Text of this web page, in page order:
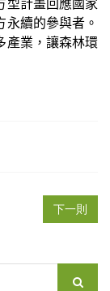
型計畫回應國家
續的參與者。
產業，讓森林環
下一則